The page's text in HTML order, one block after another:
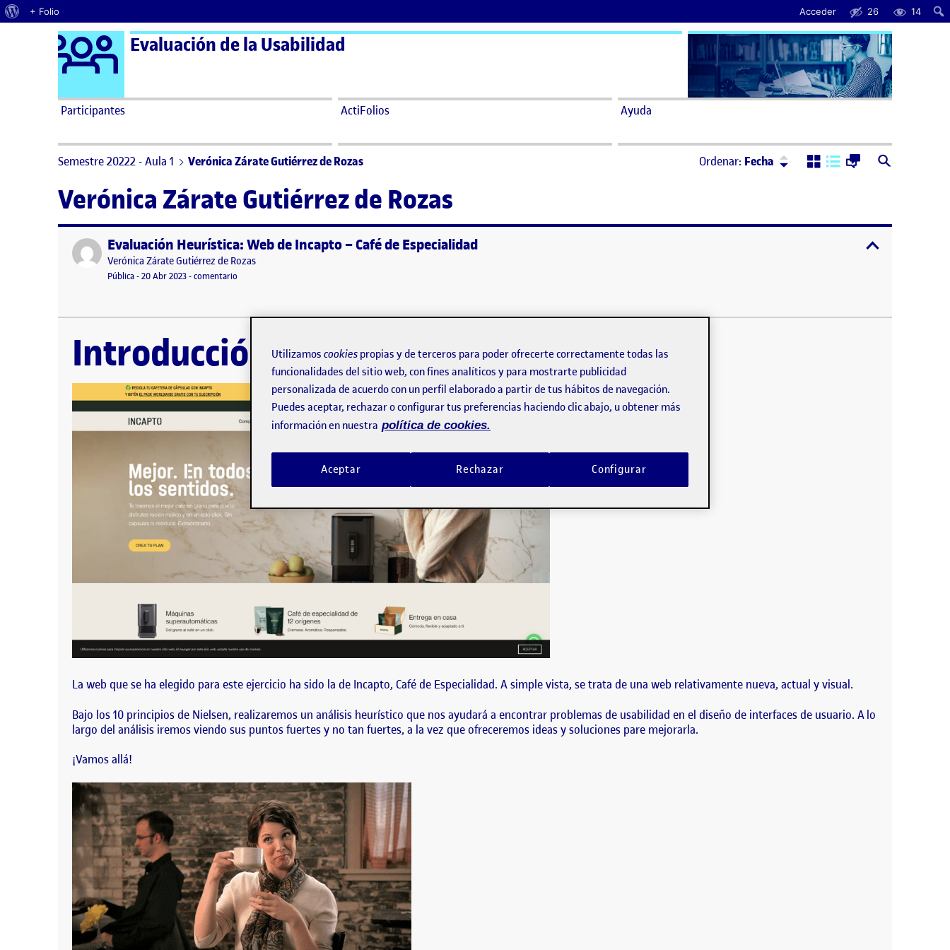
Acerca de WordPress
+ Folio Acceder 26 14
Saltar al contenido Logo Ágora
Evaluación de la Usabilidad
Participantes ActiFolios Ayuda
Semestre 20222 - Aula 1 Verónica Zárate Gutiérrez de Rozas Ordenar: Fecha Ordenar:Descendente
Verónica Zárate Gutiérrez de Rozas
Publicado porEvaluación Heurística: Web de Incapto – Café de Especialidad
Publicado por
Verónica Zárate Gutiérrez de Rozas
Visibilidad:
Pública-Fecha de publicación
20 Abr 202320 abril, 2023 12:45 pm
-comentario
Introducción La web que se ha elegido para este ejercicio ha sido la de Incapto, Café de Especialidad. A simple vista, se trata de una web relativamente nueva, actual y visual.
Introducción
La web que se ha elegido para este ejercicio ha sido la de Incapto, Café de Especialidad. A simple vista, se trata de una web relativamente nueva, actual y visual.
Bajo los 10 principios de Nielsen, realizaremos un análisis heurístico que nos ayudará a encontrar problemas de usabilidad en el diseño de interfaces de usuario. A lo
largo del análisis iremos viendo sus puntos fuertes y no tan fuertes, a la vez que ofreceremos ideas y soluciones pare mejorarla.
¡Vamos allá!
Utilizamos cookies propias y de terceros para poder ofrecerte correctamente todas las
funcionalidades del sitio web, con fines analíticos y para mostrarte publicidad
personalizada de acuerdo con un perfil elaborado a partir de tus hábitos de navegación.
Puedes aceptar, rechazar o configurar tus preferencias haciendo clic abajo, u obtener más
información en nuestra política de cookies.
Rechazar
Aceptar Configurar